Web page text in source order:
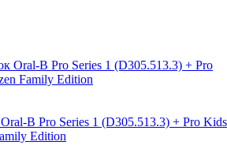
B Pro Series 1 (D305.513.3) + Pro Kids
Edition